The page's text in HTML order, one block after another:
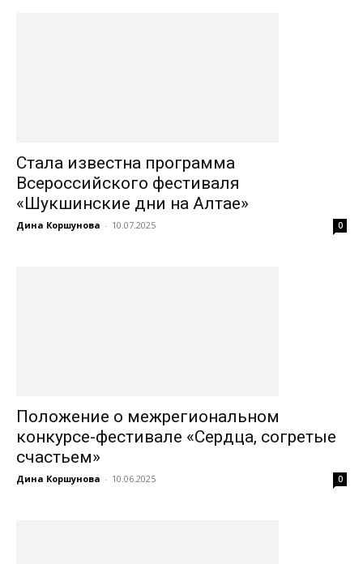
Стала известна программа
Всероссийского фестиваля
«Шукшинские дни на Алтае»
Дина Коршунова - 10.07.2025 0
Положение о межрегиональном
конкурсе-фестивале «Сердца, согретые
счастьем»
Дина Коршунова - 10.06.2025 0